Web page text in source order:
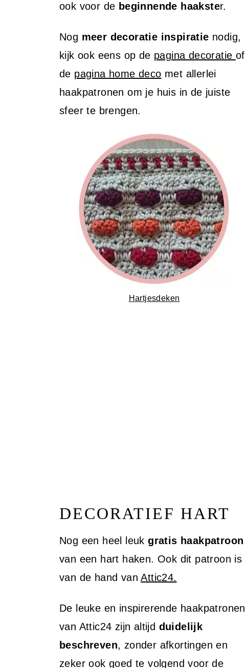
ook voor de beginnende haakster.
Nog meer decoratie inspiratie nodig,
kijk ook eens op de pagina decoratie of
de pagina home deco met allerlei
haakpatronen om je huis in de juiste
sfeer te brengen.
Hartjesdeken
DECORATIEF HART
Nog een heel leukgratis haakpatroon
van een hart haken. Ook dit patroon is
van de hand vanAttic24.
De leuke en inspirerende haakpatronen
van Attic24 zijn altijd duidelijk
beschreven, zonder afkortingen en
zeker ook goed te volgend voor de